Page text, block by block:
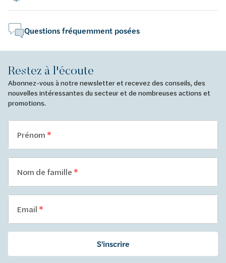
Questions fréquemment posées
Restez à l'écoute
Abonnez-vous à notre newsletter et recevez des conseils, des
nouvelles intéressantes du secteur et de nombreuses actions et
promotions.
Prénom
Nom de famille
Email
S'inscrire